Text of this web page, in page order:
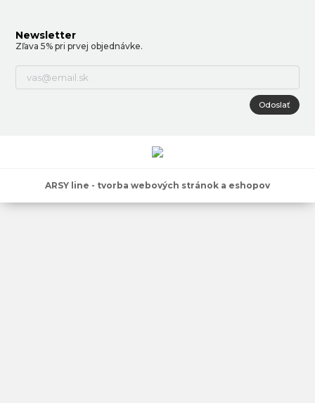
Newsletter
Zľava 5% pri prvej objednávke.
Odoslať
ARSY line - tvorba webových stránok a eshopov